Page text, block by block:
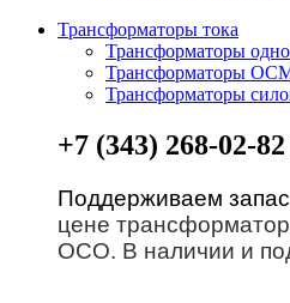
Трансформаторы тока
Трансформаторы
Трансформаторы
Трансформаторы
+7 (343) 268-02-
Поддерживаем
цене
ОСО. В наличии и